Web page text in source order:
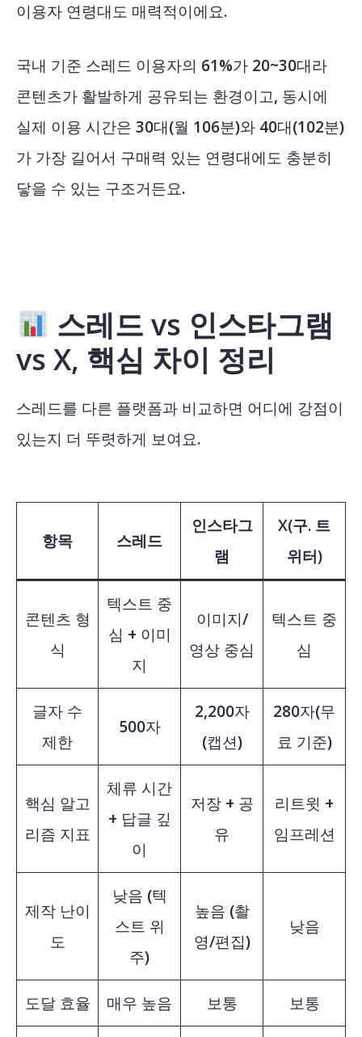
이용자 연령대도 매력적이에요.
국내 기준 스레드 이용자의 61%가 20~30대라
콘텐츠가 활발하게 공유되는 환경이고, 동시에
실제 이용 시간은 30대(월 106분)와 40대(102분)
가 가장 길어서 구매력 있는 연령대에도 충분히
닿을 수 있는 구조거든요.
스레드 vs 인스타그램
vs X, 핵심 차이 정리
스레드를 다른 플랫폼과 비교하면 어디에 강점이
있는지 더 뚜렷하게 보여요.
항목 스레드
인스타그
램
X(구. 트
위터)
콘텐츠 형
식
텍스트 중
심 + 이미
지
이미지/
영상 중심
텍스트 중
심
글자 수
제한
500자
2,200자
(캡션)
280자(무
료 기준)
핵심 알고
리즘 지표
체류 시간
+ 답글 깊
이
저장 + 공
유
리트윗 +
임프레션
제작 난이
도
낮음 (텍
스트 위
주)
높음 (촬
영/편집)
낮음
도달 효율 매우 높음 보통 보통